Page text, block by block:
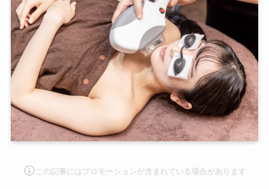
この記事にはプロモーションが含まれて いる場合があります